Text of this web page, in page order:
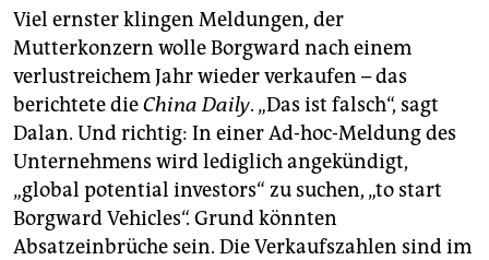
Viel ernster klingen Meldungen, der
Mutterkonzern wolle Borgward nach einem
verlustreichem Jahr wieder verkaufen – das
berichtete dieChina Daily. „Das ist falsch“, sagt
Dalan. Und richtig: In einer Ad-hoc-Meldung des
Unternehmens wird lediglich angekündigt,
„global potential investors“ zu suchen, „to start
Borgward Vehicles“. Grund könnten
Absatzeinbrüche sein. Die Verkaufszahlen sind im